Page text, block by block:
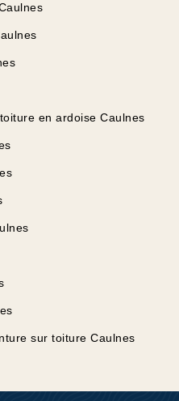
en ardoise Caulnes
sur toiture Caulnes